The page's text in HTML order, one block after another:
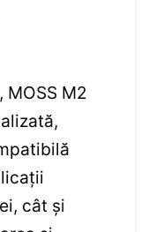
MOSS M2
cât și